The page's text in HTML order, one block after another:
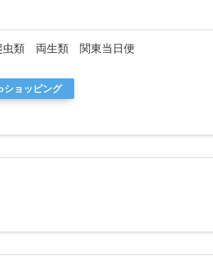
虫類 両生類 関東当日便
ショッピング